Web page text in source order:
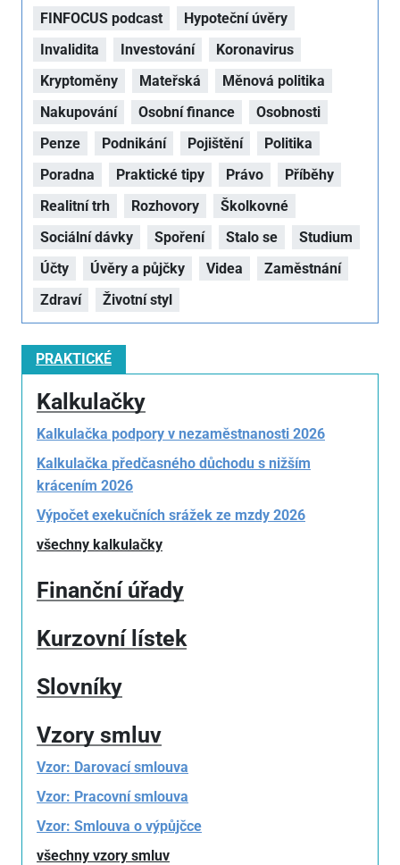
FINFOCUS podcast
Hypoteční úvěry
Invalidita
Investování
Koronavirus
Kryptoměny
Mateřská
Měnová politika
Nakupování
Osobní finance
Osobnosti
Penze
Podnikání Pojištění
Politika
Poradna
Praktické tipy Právo
Příběhy
Realitní trh
Rozhovory
Školkovné
Sociální dávky
Spoření Stalo se
Studium
Účty
Úvěry a půjčky Videa
Zaměstnání
Zdraví
Životní styl
PRAKTICKÉ
Kalkulačky
Kalkulačka podpory v nezaměstnanosti 2026
Kalkulačka předčasného důchodu s nižším
krácením 2026
Výpočet exekučních srážek ze mzdy 2026
všechny kalkulačky
Finanční úřady
Kurzovní lístek
Slovníky
Vzory smluv
Vzor: Darovací smlouva
Vzor: Pracovní smlouva
Vzor: Smlouva o výpůjčce
všechny vzory smluv